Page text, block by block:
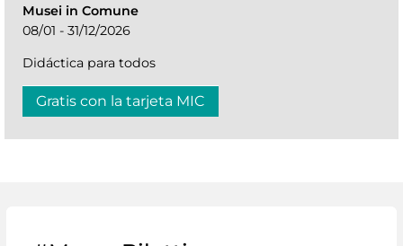
Musei in Comune
08/01 - 31/12/2026
Didáctica para todos
Gratis con la tarjeta MIC